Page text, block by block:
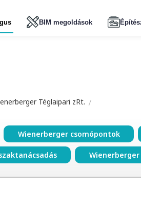
BIM megoldások
Téglaipari zRt.
Wienerberger csomópontok